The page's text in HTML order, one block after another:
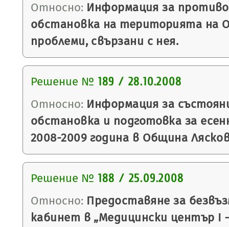
Относно: Информация за
обстановка на територията на
проблеми, свързани с нея.
Решение № 189 / 28.10.2008
Относно: Информация за
обстановка и подготовка за
2008-2009 година в Община
Решение № 188 / 25.09.2008
Относно: Предоставяне за
кабинет в „Медицински център І